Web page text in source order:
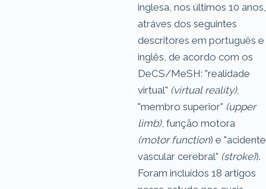
inglesa, nos últimos 10 anos,
atráves dos seguintes
descritores em português e
inglês, de acordo com os
DeCS/MeSH: "realidade
virtual" (virtual reality),
"membro superior" (upper
limb), função motora
(motor function) e "acidente
vascular cerebral" (stroke)).
Foram incluídos 18 artigos